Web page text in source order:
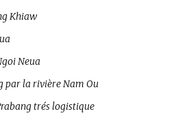
Khiaw
Neua
par la rivière Nam Ou
trés logistique